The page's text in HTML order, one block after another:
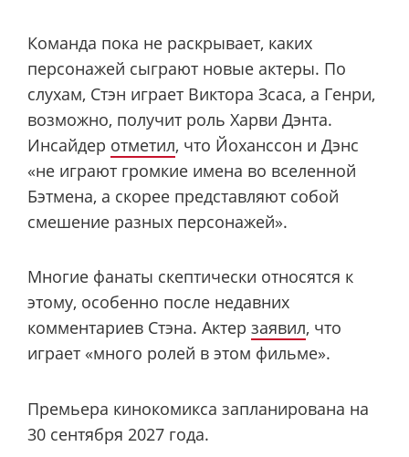
Команда пока не раскрывает, каких
персонажей сыграют новые актеры. По
слухам, Стэн играет Виктора Зсаса, а Генри,
возможно, получит роль Харви Дэнта.
Инсайдер отметил, что Йоханссон и Дэнс
«не играют громкие имена во вселенной
Бэтмена, а скорее представляют собой
смешение разных персонажей».
Многие фанаты скептически относятся к
этому, особенно после недавних
комментариев Стэна. Актер заявил, что
играет «много ролей в этом фильме».
Премьера кинокомикса запланирована на
30 сентября 2027 года.